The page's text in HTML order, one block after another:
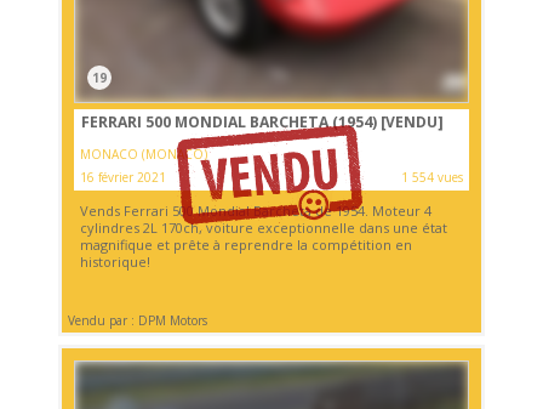
19
FERRARI 500 MONDIAL BARCHETA (1954) [VENDU]
MONACO (MONACO)
16 février 2021
1 554 vues
Vends Ferrari 500 Mondial Barcheta de 1954. Moteur 4
cylindres 2L 170ch, voiture exceptionnelle dans une état
magnifique et prête à reprendre la compétition en
historique!
Vendu par : DPM Motors